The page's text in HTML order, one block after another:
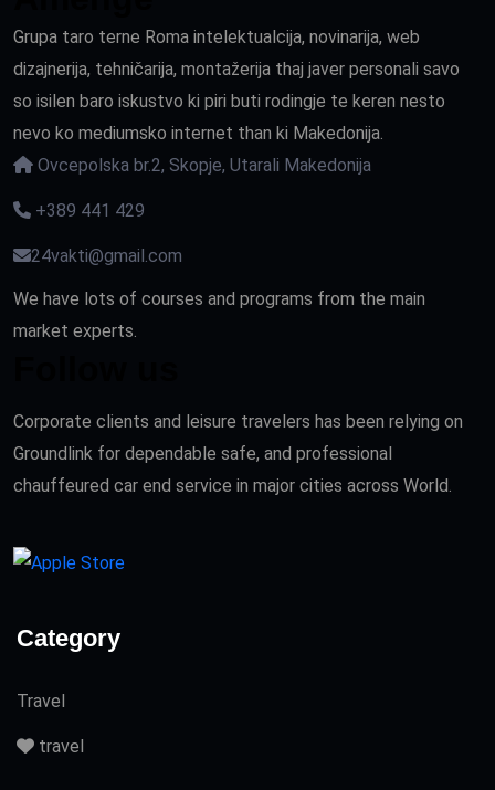
Grupa taro terne Roma intelektualcija, novinarija, web
dizajnerija, tehničarija, montažerija thaj javer personali savo
so isilen baro iskustvo ki piri buti rodingje te keren nesto
nevo ko mediumsko internet than ki Makedonija.
Ovcepolska br.2, Skopje, Utarali Makedonija
+389 441 429
24vakti@gmail.com
We have lots of courses and programs from the main
market experts.
Corporate clients and leisure travelers has been relying on
Groundlink for dependable safe, and professional
chauffeured car end service in major cities across World.
Category
Travel
travel